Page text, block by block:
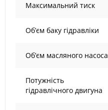
Максимальний тиск
Об’єм баку гідравліки
Об’єм масляного насоса
Потужність
гідравлічного двигуна